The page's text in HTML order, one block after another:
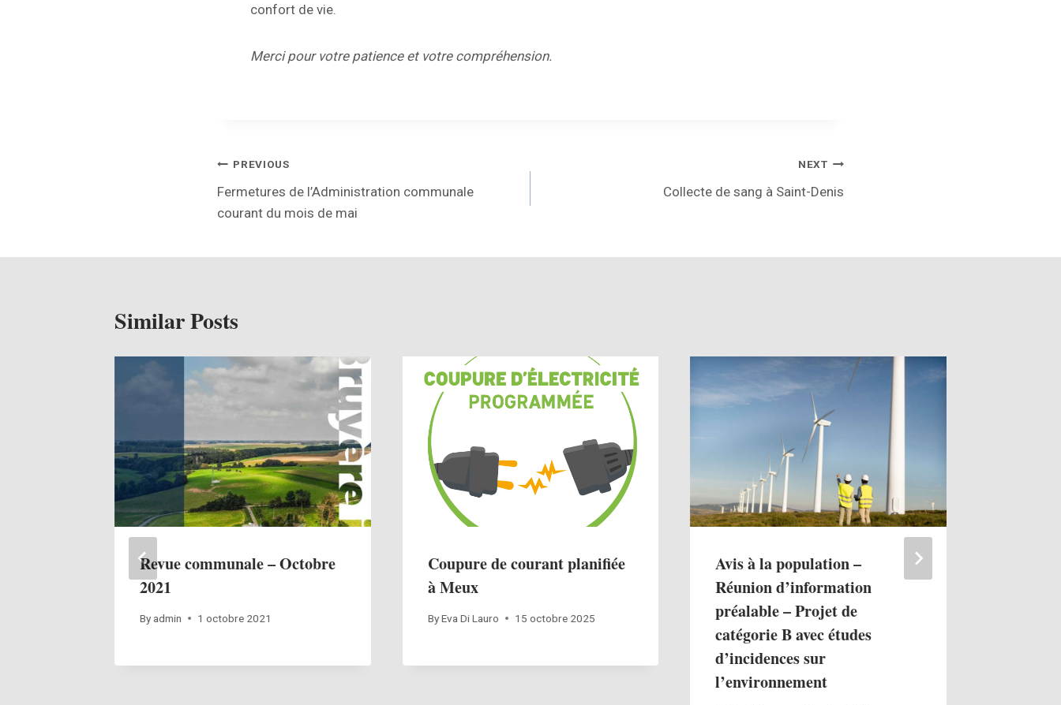
confort de vie.
Merci pour votre patience et votre compréhension.
PREVIOUS
Fermetures de l’Administration communale
courant du mois de mai
NEXT
Collecte de sang à Saint-Denis
Similar Posts
Revue communale – Octobre
2021
By admin 1 octobre 2021
Coupure de courant planifiée
à Meux
By Eva Di Lauro 15 octobre 2025
Avis à la population –
Réunion d’information
préalable – Projet de
catégorie B avec études
d’incidences sur
l’environnement